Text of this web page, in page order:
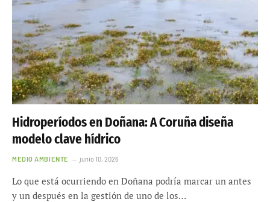
Hidroperíodos en Doñana: A Coruña diseña
modelo clave hídrico
MEDIO AMBIENTE junio 10, 2026
Lo que está ocurriendo en Doñana podría marcar un antes
y un después en la gestión de uno de los…